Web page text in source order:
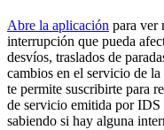
Abre la aplicación para ver
interrupción que pueda
desvíos, traslados de
cambios en el servicio de la
te permite suscribirte para
de servicio emitida por
sabiendo si hay alguna